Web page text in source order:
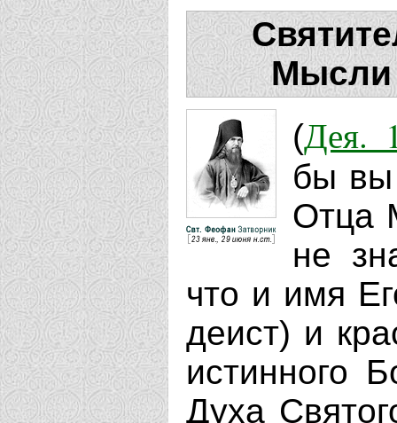
Мысли
(Дея.
бы вы
Отца
не
что и имя
деист) и
истинного
Духа